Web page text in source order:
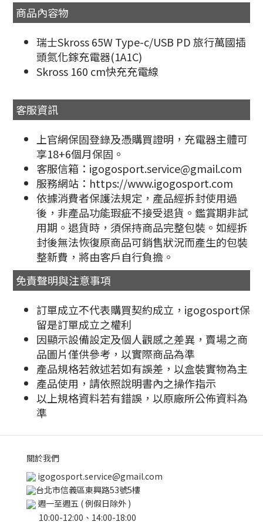
商品內容物
瑞士Skross 65W Type-c/USB PD 旅行萬國插
頭氮化鎵充電器(1A1C)
Skross 160 cm快充充電線
客服資訊
上官網保固登錄及憑購買證明，充電器主體可
享18+6個月保固。
客服信箱：igogosport.service@gmail.com
服務網站：https://www.igogosport.com
依據消費者保護法規定，產品經拆封使用過
後，非產品功能瑕疵不接受退貨。鑑賞期非試
用期。退貨時，須保持商品完整包裝。如經拆
封後無法恢復原商品可銷售狀況而產生的包裝
整新費，將由客戶自行負擔。
免責聲明與注意事項
訂單成立不代表購買契約成立，igogosport保
留是訂單成立之權利
因顯示設備設定及個人觀感之差異，賣場之商
品圖片僅供參考，以實際商品為準
產品規格若敘述若如有誤差，以盒裝實物為主
產品使用，請依照說明書內之操作指示
以上規格資料若有錯誤，以原廠所公佈資料為
準
關於我們
igogosport.service@gmail.com
台北市信義區東興路53號5樓
週一至週五 ( 例假日除外 )
10:00-12:00、14:00-18:00